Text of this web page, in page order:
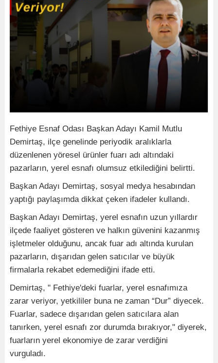
Fethiye Esnaf Odası Başkan Adayı Kamil Mutlu
Demirtaş, ilçe genelinde periyodik aralıklarla
düzenlenen yöresel ürünler fuarı adı altındaki
pazarların, yerel esnafı olumsuz etkilediğini belirtti.
Başkan Adayı Demirtaş, sosyal medya hesabından
yaptığı paylaşımda dikkat çeken ifadeler kullandı.
Başkan Adayı Demirtaş, yerel esnafın uzun yıllardır
ilçede faaliyet gösteren ve halkın güvenini kazanmış
işletmeler olduğunu, ancak fuar adı altında kurulan
pazarların, dışarıdan gelen satıcılar ve büyük
firmalarla rekabet edemediğini ifade etti.
Demirtaş, " Fethiye'deki fuarlar, yerel esnafımıza
zarar veriyor, yetkililer buna ne zaman “Dur” diyecek.
Fuarlar, sadece dışarıdan gelen satıcılara alan
tanırken, yerel esnafı zor durumda bırakıyor," diyerek,
fuarların yerel ekonomiye de zarar verdiğini
vurguladı.